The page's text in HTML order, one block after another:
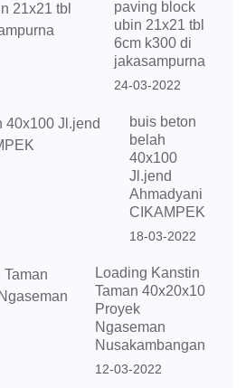
paving block
ubin 21x21 tbl
6cm k300 di
jakasampurna
24-03-2022
buis beton
belah
40x100
Jl.jend
Ahmadyani
CIKAMPEK
18-03-2022
Loading Kanstin
Taman 40x20x10
Proyek
Ngaseman
Nusakambangan
12-03-2022